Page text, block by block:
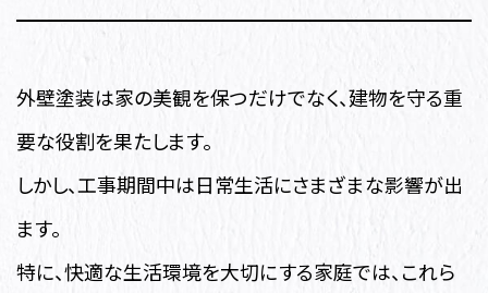
外壁塗装は家の美観を保つだけでなく、建物を守る重
要な役割を果たします。
しかし、工事期間中は日常生活にさまざまな影響が出
ます。
特に、快適な生活環境を大切にする家庭では、これら